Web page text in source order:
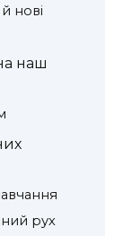
нові
наш
рух